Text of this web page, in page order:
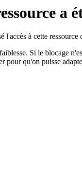
a
à cette
Si le blocage
pour qu'on puisse